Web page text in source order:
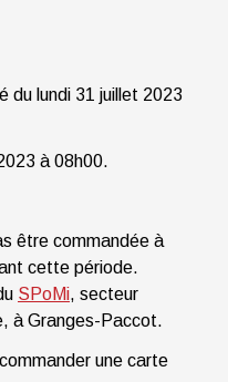
du lundi 31 juillet 2023
à 08h00.
être commandée à
cette période.
SPoMi, secteur
à Granges-Paccot.
une carte